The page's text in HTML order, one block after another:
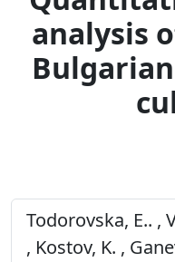
analysis
Todorovska, E.. ,
, Kostov, K. ,